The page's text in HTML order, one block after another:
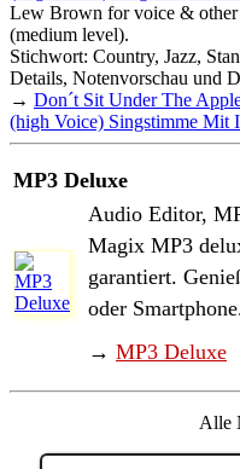
Lew Brown for voice &
(medium level).
Stichwort: Country, Jazz,
Details, Notenvorschau und
→ Don´t Sit Under The
(high Voice) Singstimme Mit
MP3 Deluxe
Audio Editor,
Magix MP3
garantiert.
oder
→ MP3 Deluxe
Alle